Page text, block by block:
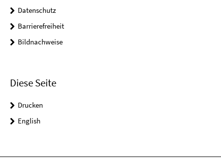
Datenschutz
Barrierefreiheit
Bildnachweise
Diese Seite
Drucken
English